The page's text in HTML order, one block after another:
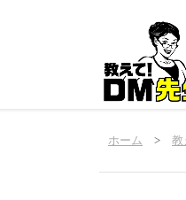
ホーム > 教